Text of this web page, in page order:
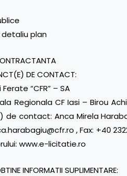
detaliu plan
DE CONTACT:
“CFR” – SA
Regionala CF Iasi – Birou
de contact: Anca Mirela
, Fax: +40
www.e-licitatie.ro
INFORMATII SUPLIMENTARE: